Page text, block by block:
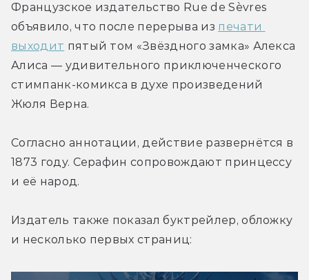
Французское издательство Rue de Sèvres
объявило, что после перерыва из печати
выходит пятый том «Звёздного замка» Алекса
Алиса — удивительного приключенческого
стимпанк-комикса в духе произведений
Жюля Верна.
Согласно аннотации, действие развернётся в
1873 году. Серафин сопровождают принцессу
и её народ.
Издатель также показал буктрейлер, обложку
и несколько первых страниц: